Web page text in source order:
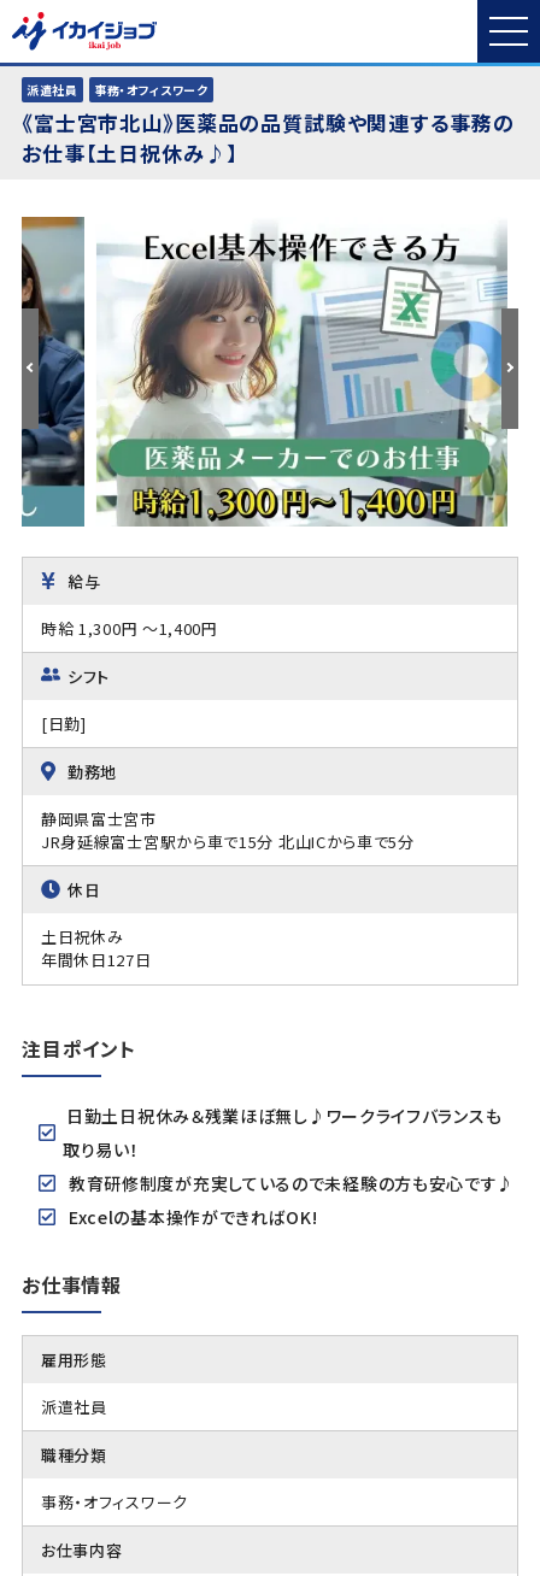
派遣社員 事務・オフィスワーク
《富士宮市北山》医薬品の品質試験や関連する事務の
お仕事【土日祝休み♪】
給与
時給 1,300円 ～1,400円
シフト
[日勤]
勤務地
静岡県富士宮市
JR身延線富士宮駅から車で15分 北山ICから車で5分
休日
土日祝休み
年間休日127日
注目ポイント
日勤土日祝休み＆残業ほぼ無し♪ワークライフバランスも
取り易い！
教育研修制度が充実しているので未経験の方も安心です♪
Excelの基本操作ができればOK!
お仕事情報
雇用形態
派遣社員
職種分類
事務・オフィスワーク
お仕事内容